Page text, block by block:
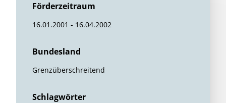
Förderzeitraum
16.01.2001 - 16.04.2002
Bundesland
Grenzüberschreitend
Schlagwörter